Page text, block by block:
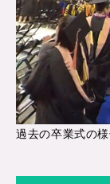
過去の卒業式の